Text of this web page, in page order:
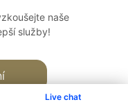
Live chat
naše
služby!